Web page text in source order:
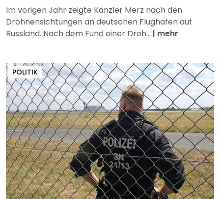
Im vorigen Jahr zeigte Kanzler Merz nach den
Drohnensichtungen an deutschen Flughäfen auf
Russland. Nach dem Fund einer Droh... | mehr
POLITIK